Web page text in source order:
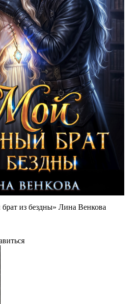
из бездны» Лина Венкова